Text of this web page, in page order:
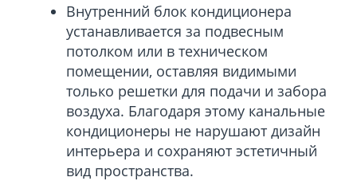
Внутренний блок кондиционера
устанавливается за подвесным
потолком или в техническом
помещении, оставляя видимыми
только решетки для подачи и забора
воздуха. Благодаря этому канальные
кондиционеры не нарушают дизайн
интерьера и сохраняют эстетичный
вид пространства.